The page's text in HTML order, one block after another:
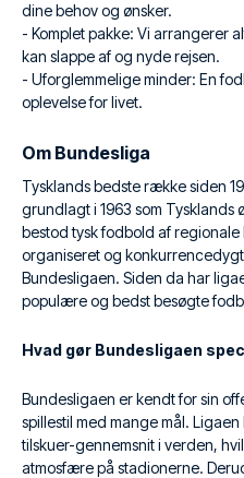
dine behov og ønsker.
- Komplet pakke: Vi arrangerer
kan slappe af og nyde rejsen.
- Uforglemmelige minder: En
oplevelse for livet.
Om Bundesliga
Tysklands bedste række siden
grundlagt i 1963 som
bestod tysk fodbold af
organiseret og
Bundesligaen. Siden da har
populære og bedst besøgte
Hvad gør Bundesligaen
Bundesligaen er kendt for sin
spillestil med mange mål.
tilskuer-gennemsnit i verden,
atmosfære på stadionerne.